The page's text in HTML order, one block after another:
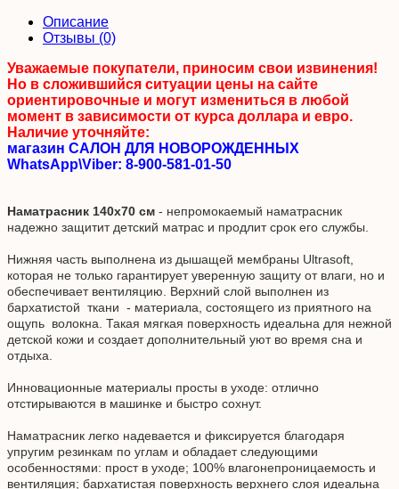
Описание
Отзывы (0)
Уважаемые покупатели, приносим свои извинения!
Но в сложившийся ситуации цены на сайте
ориентировочные и могут измениться в любой
момент в зависимости от курса доллара и евро.
Наличие уточняйте:
магазин САЛОН ДЛЯ НОВОРОЖДЕННЫХ
WhatsApp\Viber: 8-900-581-01-50
Наматрасник 140х70 см - непромокаемый наматрасник
надежно защитит детский матрас и продлит срок его службы.
Нижняя часть выполнена из дышащей мембраны Ultrasoft,
которая не только гарантирует уверенную защиту от влаги, но и
обеспечивает вентиляцию. Верхний слой выполнен из
бархатистой ткани - материала, состоящего из приятного на
ощупь волокна. Такая мягкая поверхность идеальна для нежной
детской кожи и создает дополнительный уют во время сна и
отдыха.
Инновационные материалы просты в уходе: отлично
отстирываются в машинке и быстро сохнут.
Наматрасник легко надевается и фиксируется благодаря
упругим резинкам по углам и обладает следующими
особенностями: прост в уходе; 100% влагонепроницаемость и
вентиляция; бархатистая поверхность верхнего слоя идеальна